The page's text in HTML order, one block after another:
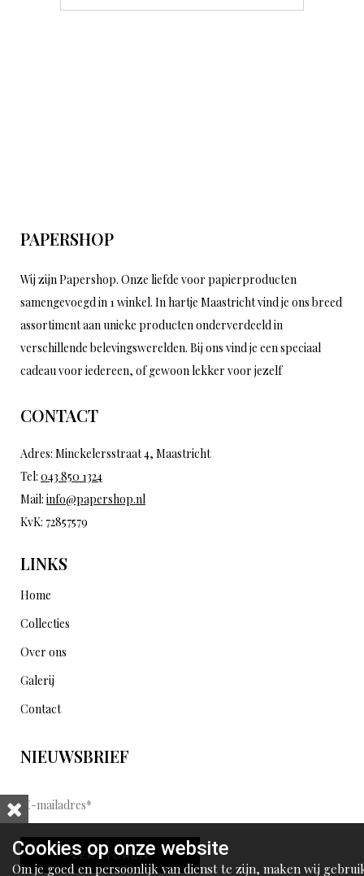
PAPERSHOP
Wij zijn Papershop. Onze liefde voor papierproducten
samengevoegd in 1 winkel. In hartje Maastricht vind je ons breed
assortiment aan unieke producten onderverdeeld in
verschillende belevingswerelden. Bij ons vind je een speciaal
cadeau voor iedereen, of gewoon lekker voor jezelf
CONTACT
Adres: Minckelersstraat 4, Maastricht
Tel: 043 850 1324
Mail: info@papershop.nl
KvK: 72857579
LINKS
Home
Collecties
Over ons
Galerij
Contact
NIEUWSBRIEF
E
-
m
a
VERSTUREN
Cookies op onze website
Om je goed en persoonlijk van dienst te zijn, maken wij